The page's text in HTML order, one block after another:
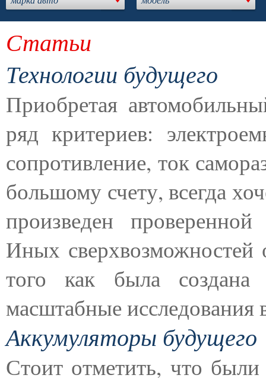
Статьи
Технологии будущего
Приобретая
ряд критериев:
сопротивление, ток
большому счету, всегда
произведен
Иных
того как была создана
масштабные исследования
Аккумуляторы будущего
Стоит отметить, что